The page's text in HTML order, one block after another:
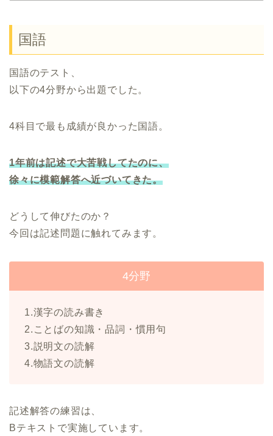
国語
国語のテスト、
以下の4分野から出題でした。
4科目で最も成績が良かった国語。
1年前は記述で大苦戦してたのに、
徐々に模範解答へ近づいてきた。
どうして伸びたのか？
今回は記述問題に触れてみます。
4分野
1.漢字の読み書き
2.ことばの知識・品詞・慣用句
3.説明文の読解
4.物語文の読解
記述解答の練習は、
Bテキストで実施しています。